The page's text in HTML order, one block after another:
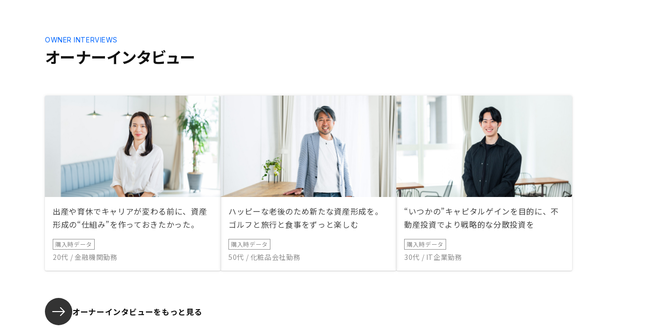
オーナーインタビュー
OWNER INTERVIEWS
出産や育休でキャリアが変わる前に、資産
形成の“仕組み”を作っておきたかった。
購入時データ
20代 / 金融機関勤務
ハッピーな老後のため新たな資産形成を。
ゴルフと旅行と食事をずっと楽しむ
購入時データ
50代 / 化粧品会社勤務
“いつかの”キャピタルゲインを目的に、不
動産投資でより戦略的な分散投資を
購入時データ
30代 / IT企業勤務
オーナーインタビューをもっと見る